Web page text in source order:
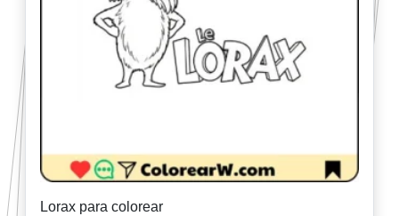
Lorax para colorear